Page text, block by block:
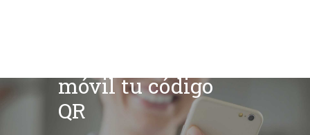
móvil tu código
QR